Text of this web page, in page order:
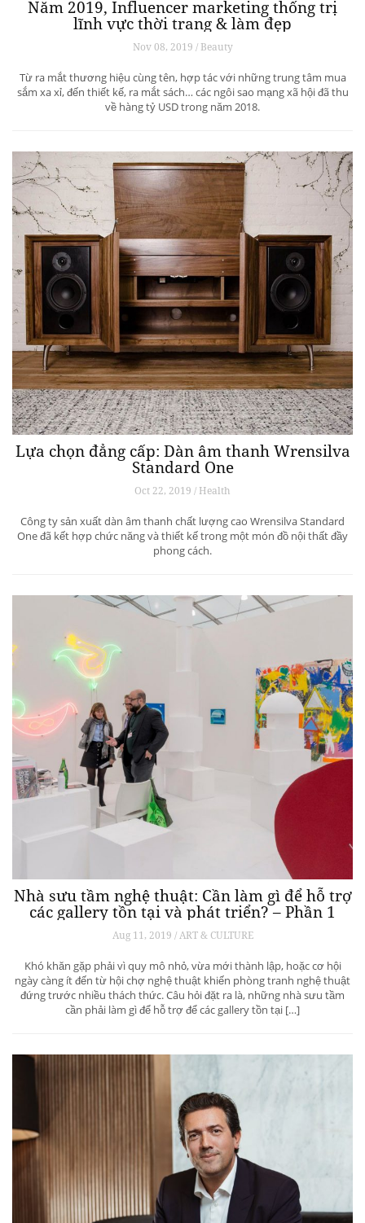
Năm 2019, Influencer marketing thống trị
lĩnh vực thời trang & làm đẹp
Nov 08, 2019 / Beauty
Từ ra mắt thương hiệu cùng tên, hợp tác với những trung tâm mua
sắm xa xỉ, đến thiết kế, ra mắt sách… các ngôi sao mạng xã hội đã thu
về hàng tỷ USD trong năm 2018.
Lựa chọn đẳng cấp: Dàn âm thanh Wrensilva
Standard One
Oct 22, 2019 / Health
Công ty sản xuất dàn âm thanh chất lượng cao Wrensilva Standard
One đã kết hợp chức năng và thiết kế trong một món đồ nội thất đầy
phong cách.
Nhà sưu tầm nghệ thuật: Cần làm gì để hỗ trợ
các gallery tồn tại và phát triển? – Phần 1
Aug 11, 2019 / ART & CULTURE
Khó khăn gặp phải vì quy mô nhỏ, vừa mới thành lập, hoặc cơ hội
ngày càng ít đến từ hội chợ nghệ thuật khiến phòng tranh nghệ thuật
đứng trước nhiều thách thức. Câu hỏi đặt ra là, những nhà sưu tầm
cần phải làm gì để hỗ trợ để các gallery tồn tại […]